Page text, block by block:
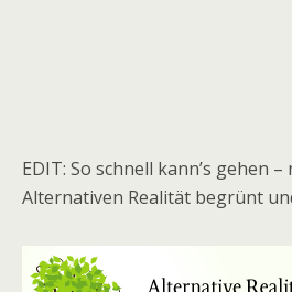
EDIT: So schnell kann’s gehen
Alternativen Realität begrünt